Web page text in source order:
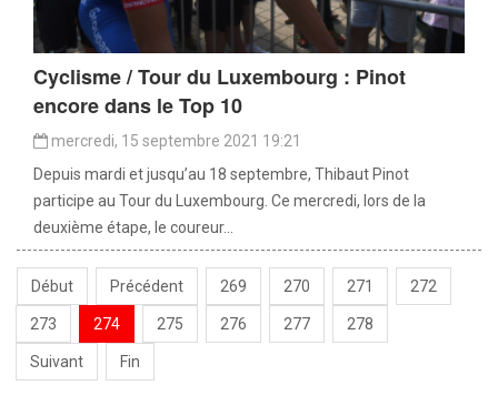
Cyclisme / Tour du Luxembourg : Pinot
encore dans le Top 10
mercredi, 15 septembre 2021 19:21
Depuis mardi et jusqu’au 18 septembre, Thibaut Pinot
participe au Tour du Luxembourg. Ce mercredi, lors de la
deuxième étape, le coureur...
Début Précédent 269 270 271 272
273 274 275 276 277 278
Suivant Fin